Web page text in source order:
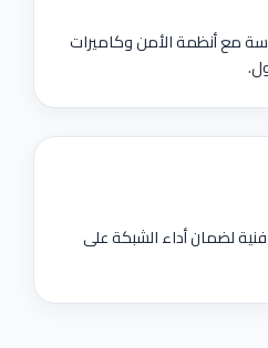
مع أنظمة الأمن وكاميرات
لضمان أداء الشبكة على